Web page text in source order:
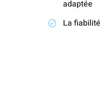
adaptée
La fiabilité